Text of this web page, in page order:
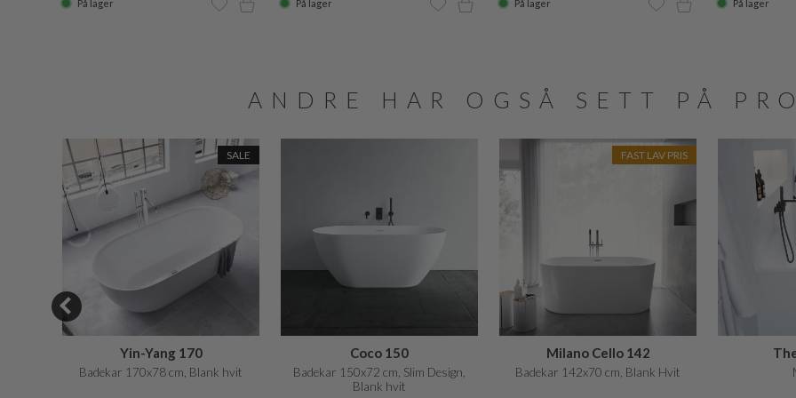
På lager På lager På lager På lager
ANDRE HAR OGSÅ SETT PÅ
SALE
Yin-Yang 170
Badekar 170x78 cm, Blank hvit
Coco 150
Badekar 150x72 cm, Slim Design,
Blank hvit
FAST LAV PRIS
Milano Cello 142
Badekar 142x70 cm, Blank Hvit